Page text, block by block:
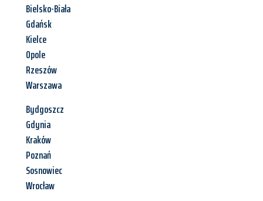
Bielsko-Biała
Gdańsk
Kielce
Opole
Rzeszów
Warszawa
Bydgoszcz
Gdynia
Kraków
Poznań
Sosnowiec
Wrocław